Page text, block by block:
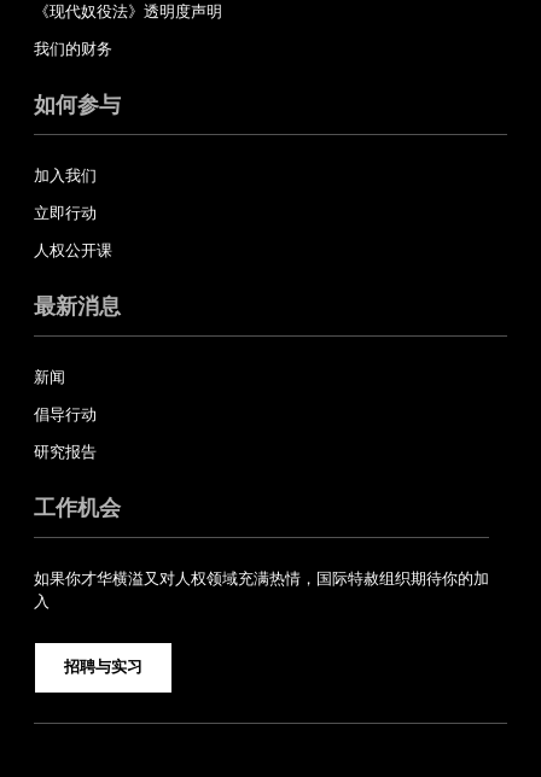
《现代奴役法》透明度声明
我们的财务
如何参与
加入我们
立即行动
人权公开课
最新消息
新闻
倡导行动
研究报告
工作机会
如果你才华横溢又对人权领域充满热情，国际特赦组织期待你的加
入
招聘与实习